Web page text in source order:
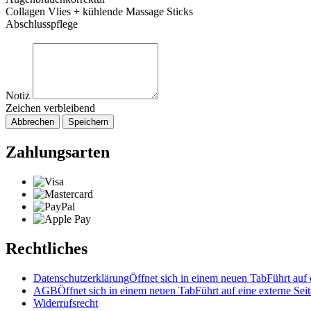
Collagen Vlies + kühlende Massage Sticks
Abschlusspflege
Notiz
Zeichen verbleibend
Abbrechen Speichern
Zahlungsarten
Rechtliches
DatenschutzerklärungÖffnet sich in einem neuen TabFührt auf
AGBÖffnet sich in einem neuen TabFührt auf eine externe
Widerrufsrecht